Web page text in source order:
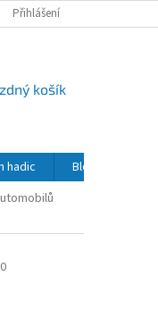
SPOLEČNOSTI
Přihlášení
košík
hadic Blog